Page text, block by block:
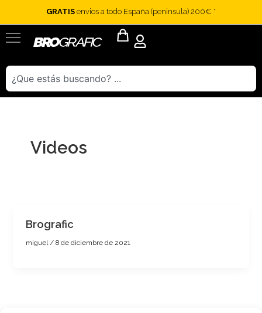
contenido
GRATIS envios a todo España (peninsula) 200€ *
Flyout
Buscar
Videos
Brografic
miguel/8 de diciembre de 2021